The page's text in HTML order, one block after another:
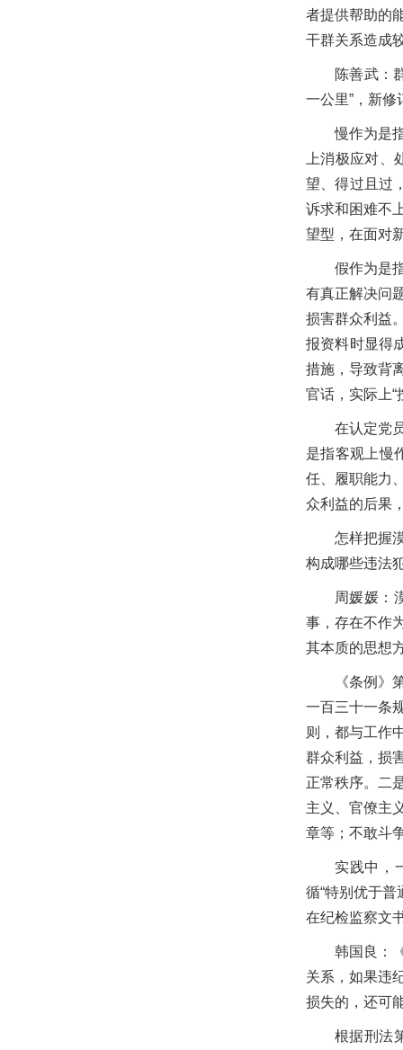
者提供帮助的
干群关系造成
陈善武：
一公里”，新
慢作为是
上消极应对
望、得过且过
诉求和困难不
望型，在面对
假作为是
有真正解决问
损害群众利益
报资料时显得
措施，导致背
官话，实际上“
在认定党
是指客观上慢
任、履职能力
众利益的后果
怎样把握
构成哪些违法
周媛媛：
事，存在不作
其本质的思想
《条例
一百三十一条
则，都与工作
群众利益，损
正常秩序。二
主义、官僚主
章等；不敢斗
实践中，
循“特别优于
在纪检监察文
韩国良：
关系，如果违
损失的，还可
根据刑法